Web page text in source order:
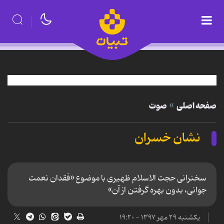
صفحه اصلی صوت
نشان خسران
سخنرانی حجت الاسلام ظهیری با موضوع «فقدان نعمت
جوانی، بدون بهره گرفتن از آن»
یکشنبه ۲۹ مهر ۱۳۹۷ - ۱۹:۲۰